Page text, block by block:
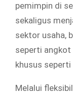
pemimpin di
sekaligus
sektor usaha,
seperti angkot
khusus
Melalui